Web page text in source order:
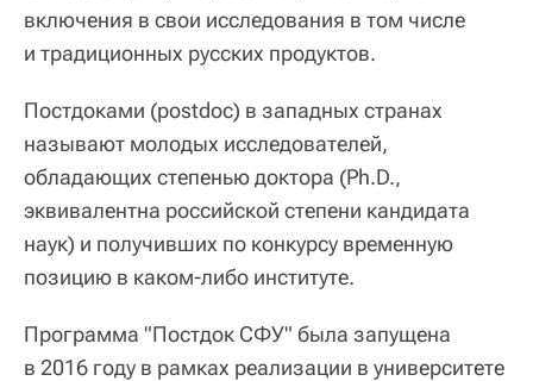
включения в свои исследования в том числе
и традиционных русских продуктов.
Постдоками (postdoc) в западных странах
называют молодых исследователей,
обладающих степенью доктора (Ph.D.,
эквивалентна российской степени кандидата
наук) и получивших по конкурсу временную
позицию в каком-либо институте.
Программа "Постдок СФУ" была запущена
в 2016 году в рамках реализации в университете